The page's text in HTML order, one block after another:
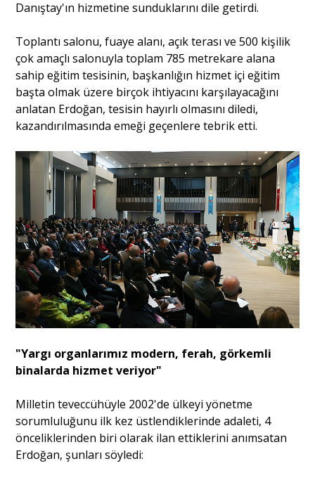
Danıştay'ın hizmetine sunduklarını dile getirdi.
Toplantı salonu, fuaye alanı, açık terası ve 500 kişilik
çok amaçlı salonuyla toplam 785 metrekare alana
sahip eğitim tesisinin, başkanlığın hizmet içi eğitim
başta olmak üzere birçok ihtiyacını karşılayacağını
anlatan Erdoğan, tesisin hayırlı olmasını diledi,
kazandırılmasında emeği geçenlere tebrik etti.
"Yargı organlarımız modern, ferah, görkemli
binalarda hizmet veriyor"
Milletin teveccühüyle 2002'de ülkeyi yönetme
sorumluluğunu ilk kez üstlendiklerinde adaleti, 4
önceliklerinden biri olarak ilan ettiklerini anımsatan
Erdoğan, şunları söyledi: